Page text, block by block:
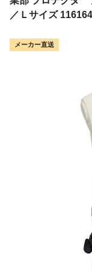
／Ｌサイズ
メーカー直送